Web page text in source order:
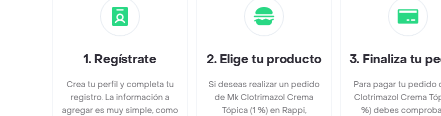
1. Regístrate
Crea tu perfil y completa tu
registro. La información a
agregar es muy simple, como
2. Elige tu producto
Si deseas realizar un pedido
de Mk Clotrimazol Crema
Tópica (1 %) en Rappi,
3. Finaliza tu
Para pagar tu pedido
Clotrimazol Crema
%) debes